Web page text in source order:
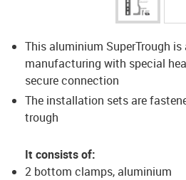
This aluminium SuperTrough
manufacturing with special
secure connection
The installation sets are
trough
It consists of:
2 bottom clamps, aluminium